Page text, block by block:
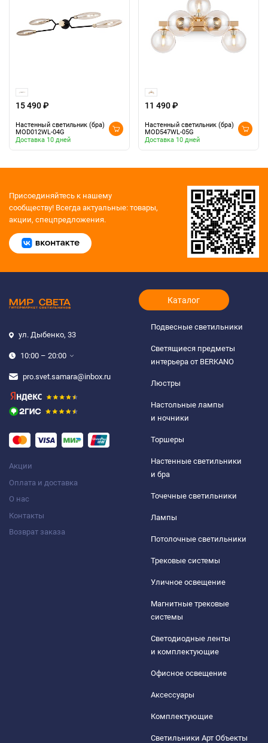
15 490 ₽
Настенный светильник (бра)
MOD012WL-04G
Доставка 10 дней
11 490 ₽
Настенный светильник (бра)
MOD547WL-05G
Доставка 10 дней
Присоединяйтесь к нашему
сообществу! Всегда актуальные: товары,
акции, спецпредложения.
ул. Дыбенко, 33
10:00 – 20:00
pro.svet.samara@inbox.ru
Акции
Оплата и доставка
О нас
Контакты
Возврат заказа
Каталог
Подвесные светильники
Светящиеся предметы
интерьера от BERKANO
Люстры
Настольные лампы
и ночники
Торшеры
Настенные светильники
и бра
Точечные светильники
Лампы
Потолочные светильники
Трековые системы
Уличное освещение
Магнитные трековые
системы
Светодиодные ленты
и комплектующие
Офисное освещение
Аксессуары
Комплектующие
Светильники Арт Объекты